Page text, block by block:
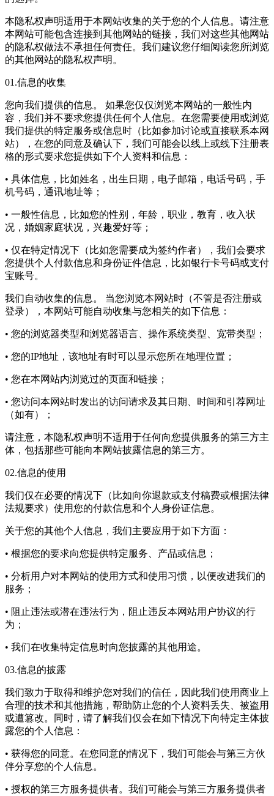
本隐私权声明适用于本网站收集的关于您的个人信息。请注意
本网站可能包含连接到其他网站的链接，我们对这些其他网站
的隐私权做法不承担任何责任。我们建议您仔细阅读您所浏览
的其他网站的隐私权声明。
01.信息的收集
您向我们提供的信息。 如果您仅仅浏览本网站的一般性内
容，我们并不要求您提供任何个人信息。在您需要使用或浏览
我们提供的特定服务或信息时（比如参加讨论或直接联系本网
站），在您的同意及确认下，我们可能会以线上或线下注册表
格的形式要求您提供如下个人资料和信息：
• 具体信息，比如姓名，出生日期，电子邮箱，电话号码，手
机号码，通讯地址等；
• 一般性信息，比如您的性别，年龄，职业，教育，收入状
况，婚姻家庭状况，兴趣爱好等；
• 仅在特定情况下（比如您需要成为签约作者），我们会要求
您提供个人付款信息和身份证件信息，比如银行卡号码或支付
宝账号。
我们自动收集的信息。 当您浏览本网站时（不管是否注册或
登录），本网站可能自动收集与您相关的如下信息：
• 您的浏览器类型和浏览器语言、操作系统类型、宽带类型；
• 您的IP地址，该地址有时可以显示您所在地理位置；
• 您在本网站内浏览过的页面和链接；
• 您访问本网站时发出的访问请求及其日期、时间和引荐网址
（如有）；
请注意，本隐私权声明不适用于任何向您提供服务的第三方主
体，包括那些可能向本网站披露信息的第三方。
02.信息的使用
我们仅在必要的情况下（比如向你退款或支付稿费或根据法律
法规要求）使用您的付款信息和个人身份证信息。
关于您的其他个人信息，我们主要应用于如下方面：
• 根据您的要求向您提供特定服务、产品或信息；
• 分析用户对本网站的使用方式和使用习惯，以便改进我们的
服务；
• 阻止违法或潜在违法行为，阻止违反本网站用户协议的行
为；
• 我们在收集特定信息时向您披露的其他用途。
03.信息的披露
我们致力于取得和维护您对我们的信任，因此我们使用商业上
合理的技术和其他措施，帮助防止您的个人资料丢失、被盗用
或遭篡改。同时，请了解我们仅会在如下情况下向特定主体披
露您的个人信息：
• 获得您的同意。在您同意的情况下，我们可能会与第三方伙
伴分享您的个人信息。
• 授权的第三方服务提供者。我们可能会与第三方服务提供者